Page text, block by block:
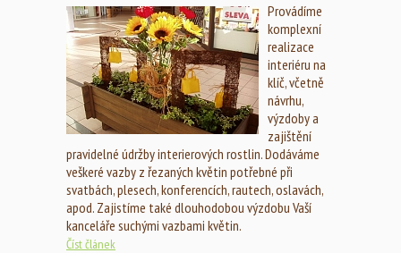
Provádíme
komplexní
realizace
interiéru na
klíč, včetně
návrhu,
výzdoby a
zajištění
pravidelné údržby interierových rostlin. Dodáváme
veškeré vazby z řezaných květin potřebné při
svatbách, plesech, konferencích, rautech, oslavách,
apod. Zajistíme také dlouhodobou výzdobu Vaší
kanceláře suchými vazbami květin.
Číst článek